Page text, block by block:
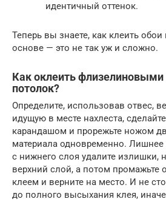
идентичный оттенок.
Теперь вы знаете, как клеить
основе — это не так уж и сложно.
Как оклеить
потолок?
Определите, использовав отвес,
идущую в месте нахлеста,
карандашом и прорежьте ножом
материала одновременно. Лишнее
с нижнего слоя удалите излишки,
верхний слой, а потом промажьте
клеем и верните на место. И не
до полного высыхания клея,